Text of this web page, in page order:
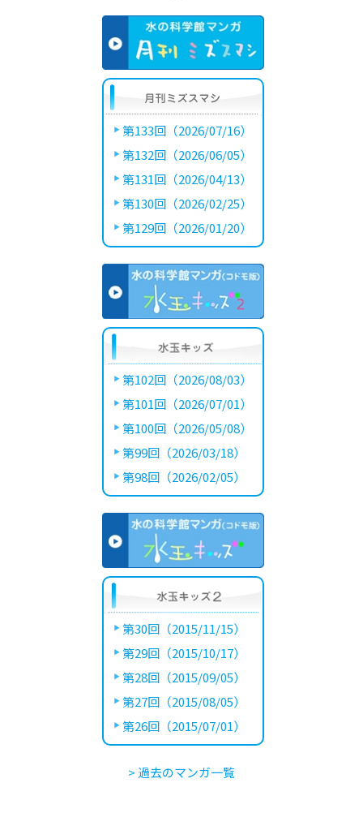
第133回（2026/07/16）
第132回（2026/06/05）
第131回（2026/04/13）
第130回（2026/02/25）
第129回（2026/01/20）
第102回（2026/08/03）
第101回（2026/07/01）
第100回（2026/05/08）
第99回（2026/03/18）
第98回（2026/02/05）
第30回（2015/11/15）
第29回（2015/10/17）
第28回（2015/09/05）
第27回（2015/08/05）
第26回（2015/07/01）
> 過去のマンガ一覧